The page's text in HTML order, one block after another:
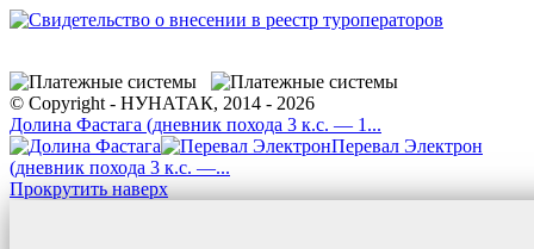
© Copyright - НУНАТАК, 2014 - 2026
Долина Фастага (дневник похода 3 к.с. — 1...
Перевал Электрон
(дневник похода 3 к.с. —...
Прокрутить наверх